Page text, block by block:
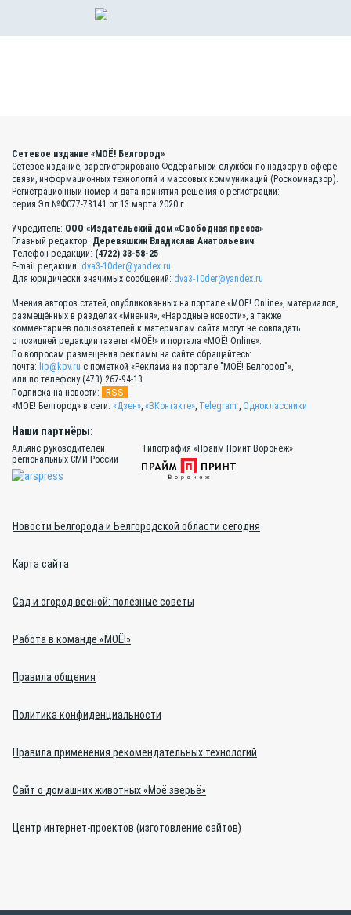
Сетевое издание «МОЁ! Белгород»
Сетевое издание, зарегистрировано Федеральной службой по надзору в сфере
связи, информационных технологий и массовых коммуникаций (Роскомнадзор).
Регистрационный номер и дата принятия решения о регистрации:
серия Эл №ФС77-78141 от 13 марта 2020 г.
Учредитель: ООО «Издательский дом «Свободная пресса»
Главный редактор: Деревяшкин Владислав Анатольевич
Телефон редакции: (4722) 33-58-25
E-mail редакции: dva3-10der@yandex.ru
Для юридически значимых сообщений: dva3-10der@yandex.ru
Мнения авторов статей, опубликованных на портале «МОЁ! Online», материалов,
размещённых в разделах «Мнения», «Народные новости», а также
комментариев пользователей к материалам сайта могут не совпадать
с позицией редакции газеты «МОЁ!» и портала «МОЁ! Online».
По вопросам размещения рекламы на сайте обращайтесь:
почта: lip@kpv.ru с пометкой «Реклама на портале "МОЁ! Белгород"»,
или по телефону (473) 267-94-13
Подписка на новости:
RSS
«МОЁ! Белгород» в сети: «Дзен», «ВКонтакте», Telegram , Одноклассники
Наши партнёры:
Альянс руководителей
региональных СМИ России
Типография «Прайм Принт Воронеж»
Новости Белгорода и Белгородской области сегодня
Карта сайта
Сад и огород весной: полезные советы
Работа в команде «МОЁ!»
Правила общения
Политика конфиденциальности
Правила применения рекомендательных технологий
Сайт о домашних животных «Моё зверьё»
Центр интернет-проектов (изготовление сайтов)